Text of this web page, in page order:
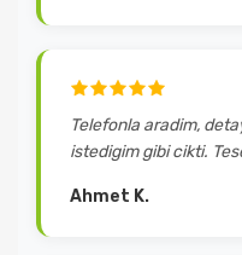
Telefonla aradim,
istedigim gibi cikti.
Ahmet K.